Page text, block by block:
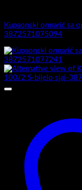
Kupaonski ormarić sa
3872571075094